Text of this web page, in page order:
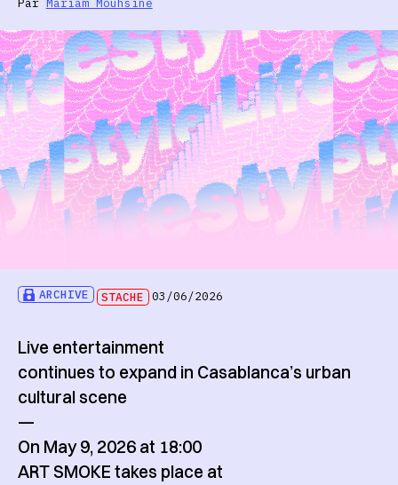
ARCHIVE STACHE 03/06/2026
Par Mariam Mouhsine
Live entertainment
continues to expand in Casablanca’s urban
cultural scene
—
On May 9, 2026 at 18:00
ART SMOKE takes place at